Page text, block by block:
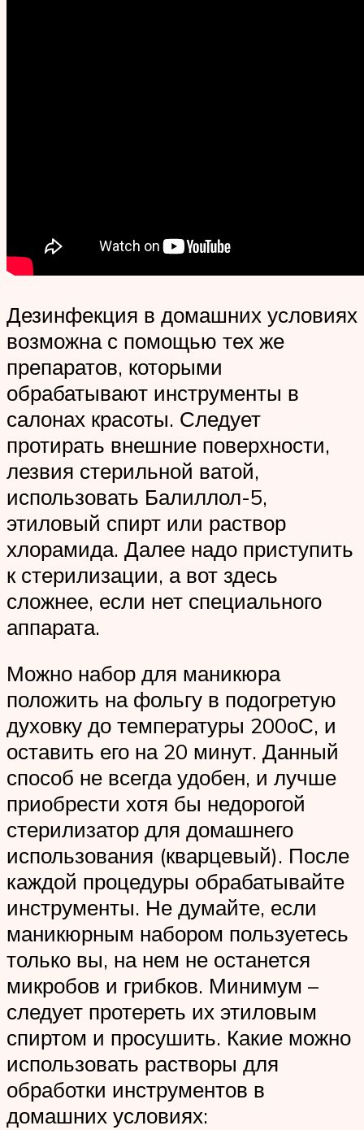
Дезинфекция в домашних условиях
возможна с помощью тех же
препаратов, которыми
обрабатывают инструменты в
салонах красоты. Следует
протирать внешние поверхности,
лезвия стерильной ватой,
использовать Балиллол-5,
этиловый спирт или раствор
хлорамида. Далее надо приступить
к стерилизации, а вот здесь
сложнее, если нет специального
аппарата.
Можно набор для маникюра
положить на фольгу в подогретую
духовку до температуры 200оС, и
оставить его на 20 минут. Данный
способ не всегда удобен, и лучше
приобрести хотя бы недорогой
стерилизатор для домашнего
использования (кварцевый). После
каждой процедуры обрабатывайте
инструменты. Не думайте, если
маникюрным набором пользуетесь
только вы, на нем не останется
микробов и грибков. Минимум –
следует протереть их этиловым
спиртом и просушить. Какие можно
использовать растворы для
обработки инструментов в
домашних условиях: